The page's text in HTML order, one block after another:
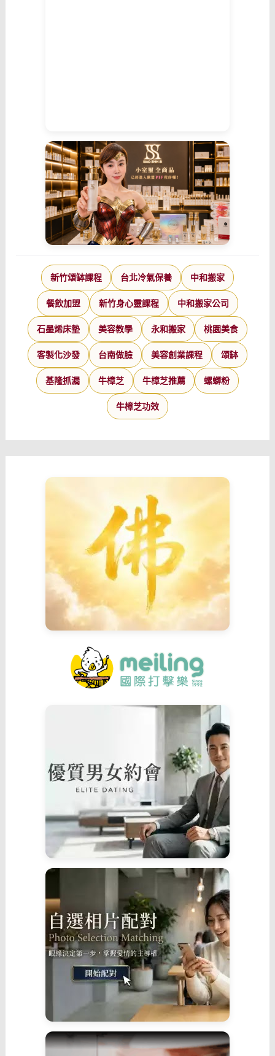
新竹頌缽課程 台北冷氣保養 中和搬家
餐飲加盟 新竹身心靈課程 中和搬家公司
石墨烯床墊 美容教學 永和搬家 桃園美食
客製化沙發 台南做臉 美容創業課程 頌缽
基隆抓漏 牛樟芝 牛樟芝推薦 螺螄粉
牛樟芝功效